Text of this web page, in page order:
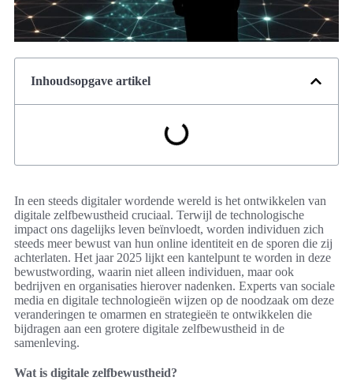
Inhoudsopgave artikel
In een steeds digitaler wordende wereld is het ontwikkelen van
digitale zelfbewustheid cruciaal. Terwijl de technologische
impact ons dagelijks leven beïnvloedt, worden individuen zich
steeds meer bewust van hun online identiteit en de sporen die zij
achterlaten. Het jaar 2025 lijkt een kantelpunt te worden in deze
bewustwording, waarin niet alleen individuen, maar ook
bedrijven en organisaties hierover nadenken. Experts van sociale
media en digitale technologieën wijzen op de noodzaak om deze
veranderingen te omarmen en strategieën te ontwikkelen die
bijdragen aan een grotere digitale zelfbewustheid in de
samenleving.
Wat is digitale zelfbewustheid?